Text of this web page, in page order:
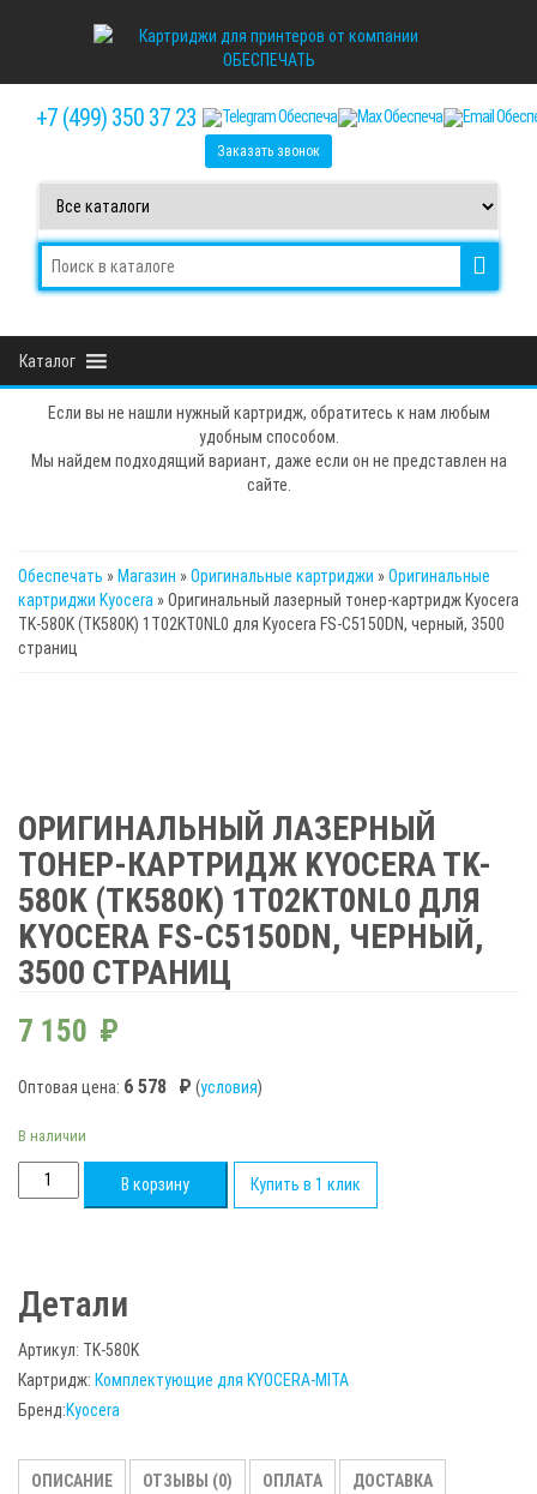
content
+7 (499) 350 37 23
Заказать звонок
Каталог
Если вы не нашли нужный картридж, обратитесь к нам любым
удобным способом.
Мы найдем подходящий вариант, даже если он не представлен на
сайте.
Обеспечать » Магазин »Оригинальные картриджи »Оригинальные
картриджи Kyocera » Оригинальный лазерный тонер-картридж Kyocera
TK-580K (TK580K) 1T02KT0NL0 для Kyocera FS-C5150DN, черный, 3500
страниц
ОРИГИНАЛЬНЫЙ ЛАЗЕРНЫЙ
ТОНЕР-КАРТРИДЖ KYOCERA TK-
580K (TK580K) 1T02KT0NL0 ДЛЯ
KYOCERA FS-C5150DN, ЧЕРНЫЙ,
3500 СТРАНИЦ
7 150 ₽
Оптовая цена: 6 578 ₽ (условия)
В наличии
Количество
товара
тонер-
картридж
Kyocera
TK-
580K
1T02KT0NL0
В корзину Купить в 1 клик
Детали
Артикул: TK-580K
Картридж: Комплектующие для KYOCERA-MITA
Бренд:Kyocera
ОПИСАНИЕ ОТЗЫВЫ (0) ОПЛАТА ДОСТАВКА